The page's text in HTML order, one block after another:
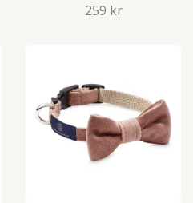
259 kr